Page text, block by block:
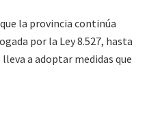
la provincia continúa
por la Ley 8.527, hasta
a adoptar medidas que